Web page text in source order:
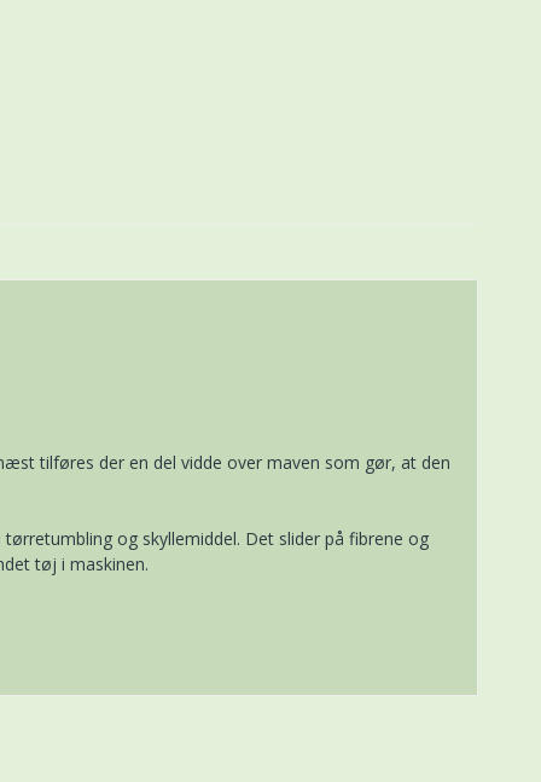
tilføres der en del vidde over maven som gør, at den
og skyllemiddel. Det slider på fibrene og
tøj i maskinen.